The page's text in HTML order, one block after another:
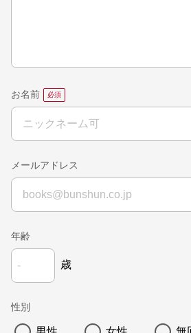
お名前
メールアドレス
年齢
歳
性別